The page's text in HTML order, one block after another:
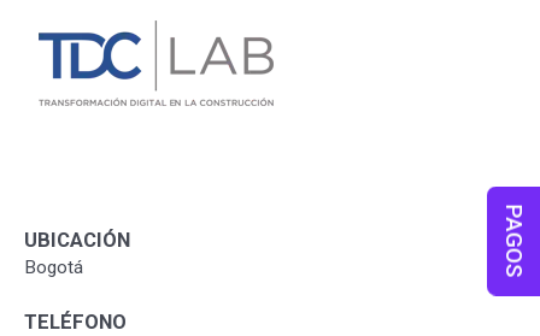
UBICACIÓN
Bogotá
TELÉFONO
PAGOS